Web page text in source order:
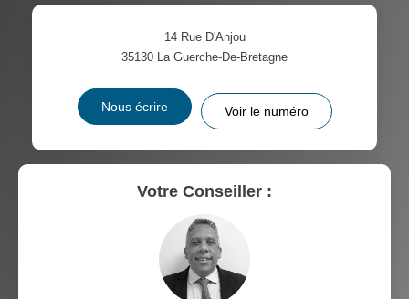
14 Rue D'Anjou
35130 La Guerche-De-Bretagne
Nous écrire Voir le numéro
Votre Conseiller :